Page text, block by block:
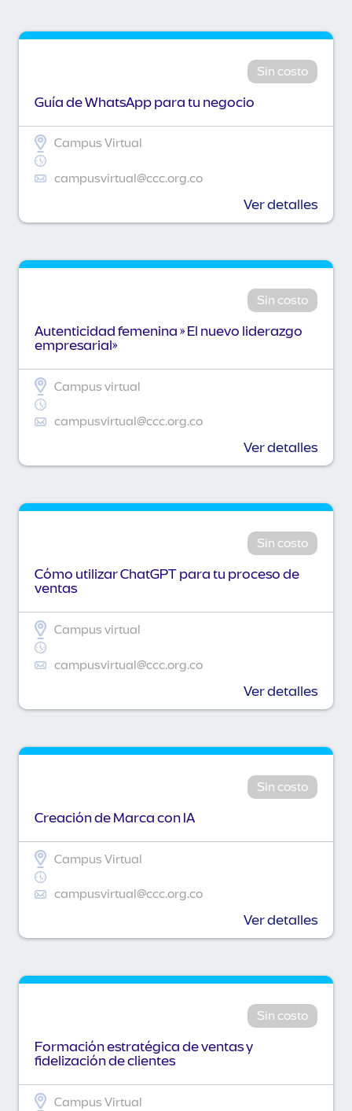
Sin costo
Guía de WhatsApp para tu negocio
Campus Virtual
campusvirtual@ccc.org.co
Ver detalles
Sin costo
Autenticidad femenina » El nuevo liderazgo
empresarial»
Campus virtual
campusvirtual@ccc.org.co
Ver detalles
Sin costo
Cómo utilizar ChatGPT para tu proceso de
ventas
Campus virtual
campusvirtual@ccc.org.co
Ver detalles
Sin costo
Creación de Marca con IA
Campus Virtual
campusvirtual@ccc.org.co
Ver detalles
Sin costo
Formación estratégica de ventas y
fidelización de clientes
Campus Virtual